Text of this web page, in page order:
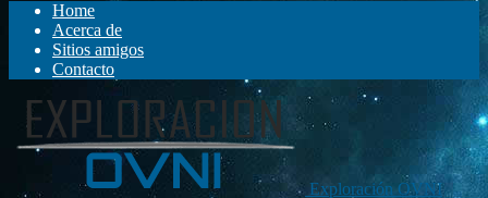
Home
Acerca de
Sitios amigos
Contacto
Exploración OVNI